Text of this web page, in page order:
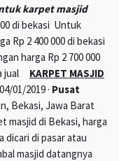
karpet masjid
di bekasi Untuk
Rp 2 400 000 di bekasi
harga Rp 2 700 000
jual KARPET MASJID
01/2019 · Pusat
Bekasi, Jawa Barat
masjid di Bekasi, harga
dicari di pasar atau
masjid datangnya